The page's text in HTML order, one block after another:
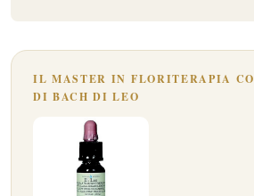
IL MASTER IN FLORITERAPIA
DI BACH DI LEO